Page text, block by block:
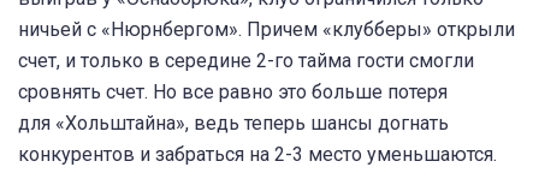
ничьей с «Нюрнбергом». Причем «клубберы» открыли
счет, и только в середине 2-го тайма гости смогли
сровнять счет. Но все равно это больше потеря
для «Хольштайна», ведь теперь шансы догнать
конкурентов и забраться на 2-3 место уменьшаются.